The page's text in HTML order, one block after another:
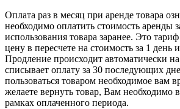
Оплата раз в месяц при аренде товара
необходимо оплатить стоимость аренды
использования товара заранее. Это
цену в пересчете на стоимость за 1 день
Продление происходит автоматически
списывает оплату за 30 последующих
пользоваться товаром необходимое вам
желаете вернуть товар, Вам необходимо
рамках оплаченного периода.